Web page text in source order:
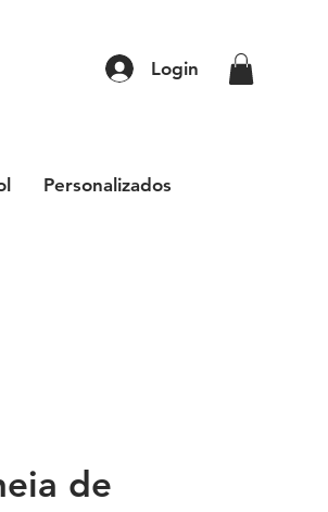
Login
Personalizados
de